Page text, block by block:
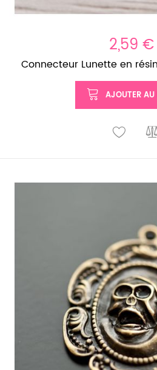
2,59 €
Connecteur Lunette en
AJOUTER AU